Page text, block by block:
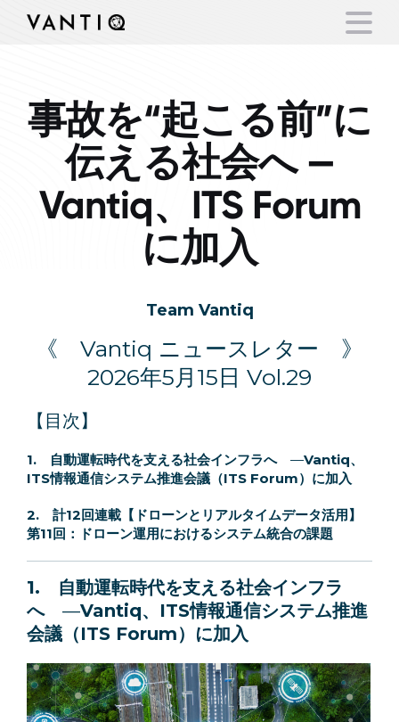
プラットフォーム
事業内容
パートナーシップ
事故を“起こる前”に
伝える社会へ —
Vantiq、ITS Forum
に加入
Team Vantiq
《 Vantiq ニュースレター 》
2026年5月15日 Vol.29
【目次】
1. 自動運転時代を支える社会インフラへ —Vantiq、
ITS情報通信システム推進会議（ITS Forum）に加入
2. 計12回連載【ドローンとリアルタイムデータ活用】
第11回： ドローン運用におけるシステム統合の課題
1. 自動運転時代を支える社会インフラ
へ —Vantiq、ITS情報通信システム推進
会議（ITS Forum）に加入